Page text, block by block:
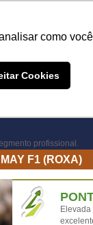
como
Cookies
profissional.
F1 (ROXA)